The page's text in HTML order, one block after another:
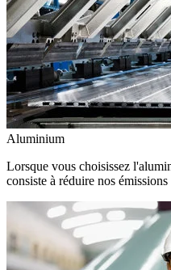
Aluminium
Lorsque vous choisissez
consiste à réduire nos